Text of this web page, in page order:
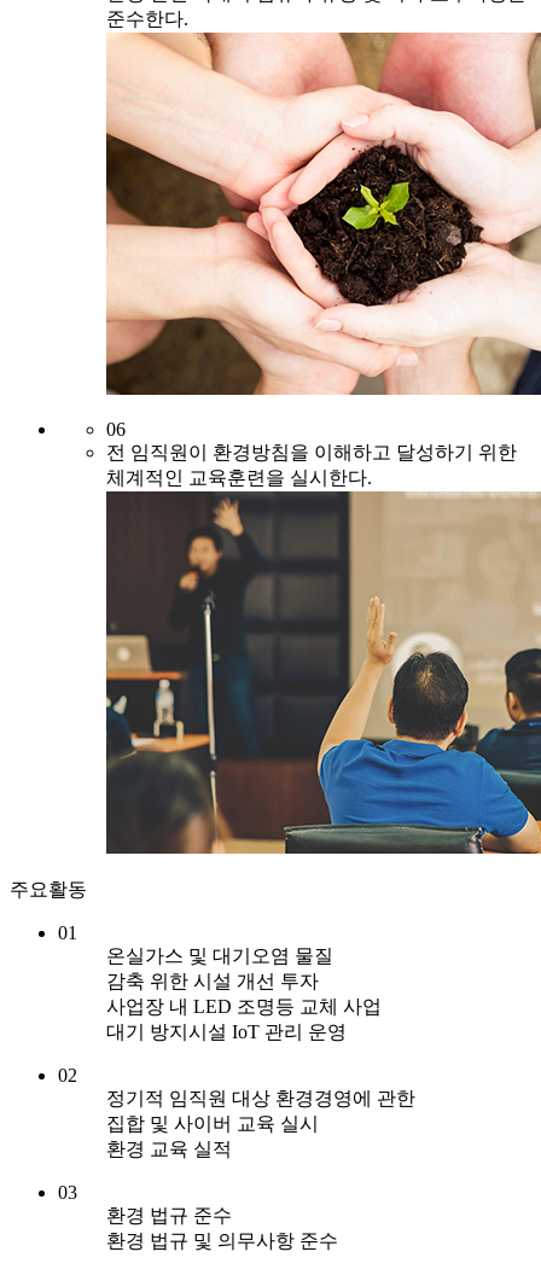
준수한다.
06
전 임직원이 환경방침을 이해하고 달성하기 위한
체계적인 교육훈련을 실시한다.
주요활동
01
온실가스 및 대기오염 물질
감축 위한 시설 개선 투자
사업장 내 LED 조명등 교체 사업
대기 방지시설 IoT 관리 운영
02
정기적 임직원 대상 환경경영에 관한
집합 및 사이버 교육 실시
환경 교육 실적
03
환경 법규 준수
환경 법규 및 의무사항 준수